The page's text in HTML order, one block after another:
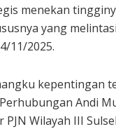
menekan
yang
11/2025.
kepentingan
Andi
Wilayah III